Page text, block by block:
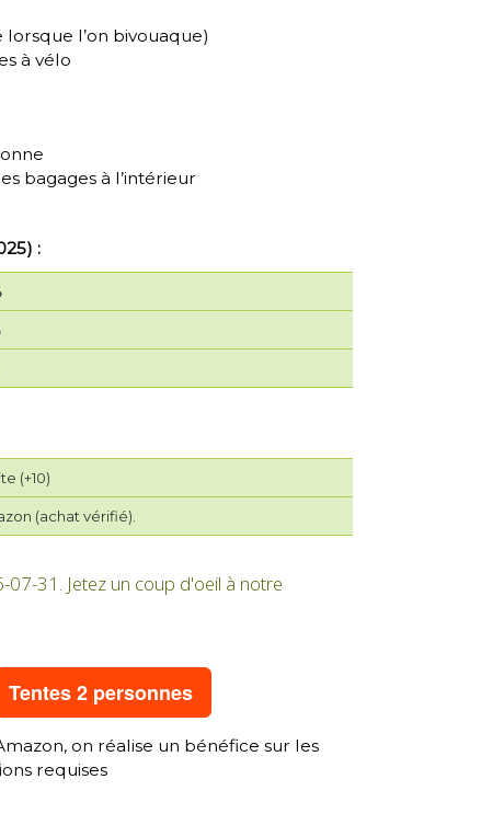
l’on bivouaque)
à vélo
bagages à l’intérieur
:
(+10)
(achat vérifié).
31. Jetez un coup d'oeil à notre
Tentes 2 personnes
on réalise un bénéfice sur les
requises